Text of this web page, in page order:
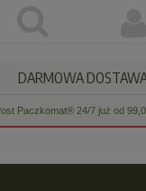
DARMOWA
Paczkomat® 24/7 już od